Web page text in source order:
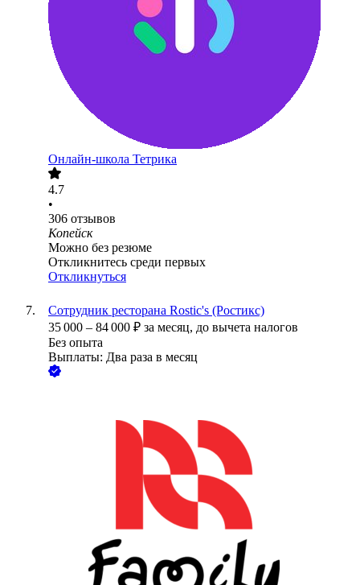
Онлайн-школа Тетрика
4.7
•
306 отзывов
Копейск
Можно без резюме
Откликнитесь среди первых
Откликнуться
Сотрудник ресторана Rostic's (Ростикс)
35 000 – 84 000 ₽ за месяц, до вычета налогов
Без опыта
Выплаты: Два раза в месяц